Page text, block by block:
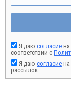
Я даю согласие
соответствии с
Я даю согласие
рассылок